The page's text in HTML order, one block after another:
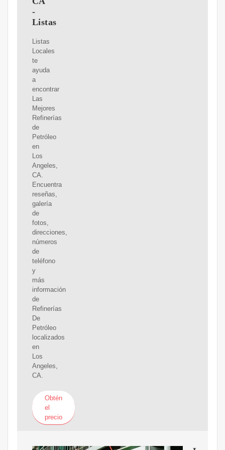
-
Listas
Listas
Locales
te
ayuda
a
encontrar
Las
Mejores
Refinerías
de
Petróleo
en
Los
Angeles,
CA.
Encuentra
reseñas,
galería
de
fotos,
direcciones,
números
de
teléfono
y
más
información
de
Refinerías
De
Petróleo
localizados
en
Los
Angeles,
CA.
Obtén
el
precio